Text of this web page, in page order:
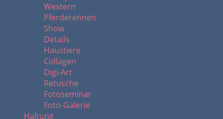
Western
Pferderennen
Show
Details
Haustiere
Collagen
Digi-Art
Retusche
Fotoseminar
Foto-Galerie
Haltung